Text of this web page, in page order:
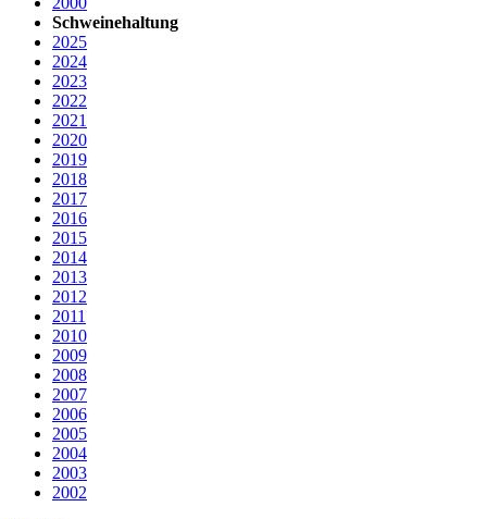
Schweinehaltung
2025
2024
2023
2022
2021
2020
2019
2018
2017
2016
2015
2014
2013
2012
2011
2010
2009
2008
2007
2006
2005
2004
2003
2002